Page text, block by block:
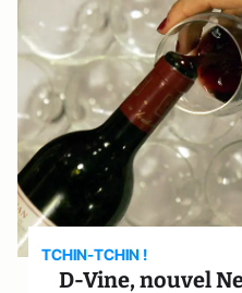
TCHIN-TCHIN !
D-Vine, nouvel